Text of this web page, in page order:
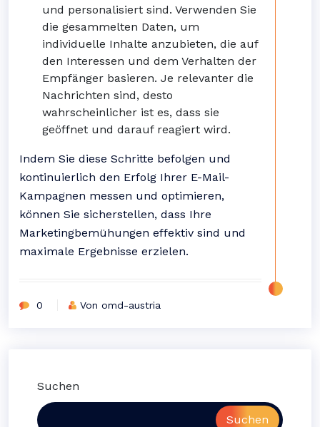
und personalisiert sind. Verwenden Sie
die gesammelten Daten, um
individuelle Inhalte anzubieten, die auf
den Interessen und dem Verhalten der
Empfänger basieren. Je relevanter die
Nachrichten sind, desto
wahrscheinlicher ist es, dass sie
geöffnet und darauf reagiert wird.
Indem Sie diese Schritte befolgen und
kontinuierlich den Erfolg Ihrer E-Mail-
Kampagnen messen und optimieren,
können Sie sicherstellen, dass Ihre
Marketingbemühungen effektiv sind und
maximale Ergebnisse erzielen.
0 Von omd-austria
Suchen
Suchen